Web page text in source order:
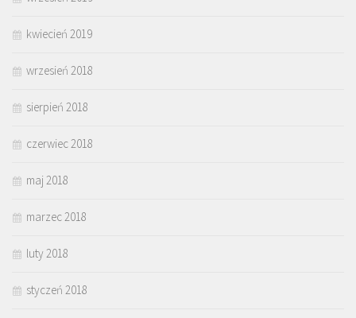
kwiecień 2019
wrzesień 2018
sierpień 2018
czerwiec 2018
maj 2018
marzec 2018
luty 2018
styczeń 2018